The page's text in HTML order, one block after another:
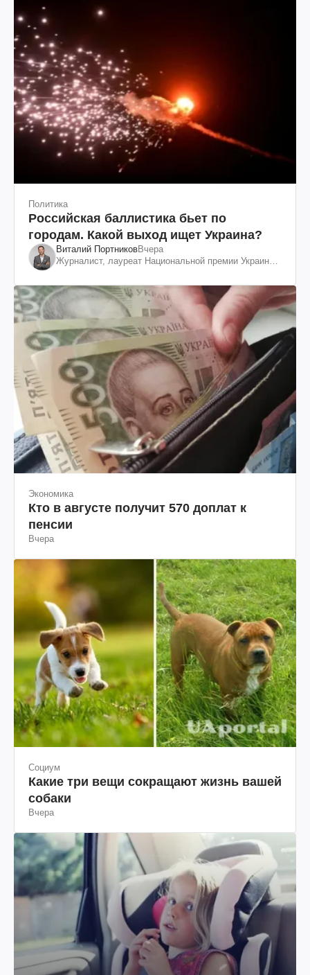
Политика
Российская баллистика бьет по
городам. Какой выход ищет Украина?
Виталий ПортниковВчера
Журналист, лауреат Национальной премии Украины
Экономика
Кто в августе получит 570 доплат к
пенсии
Вчера
Социум
Какие три вещи сокращают жизнь вашей
собаки
Вчера